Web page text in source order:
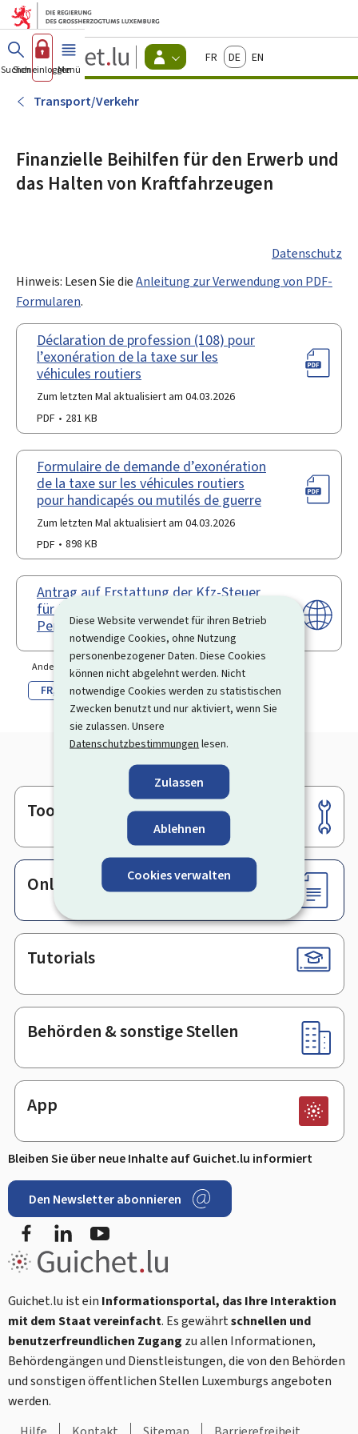
Diese Website verwendet für ihren Betrieb
notwendige Cookies, ohne Nutzung
personenbezogener Daten. Diese Cookies
können nicht abgelehnt werden. Nicht
notwendige Cookies werden zu statistischen
Zwecken benutzt und nur aktiviert, wenn Sie
sie zulassen. Unsere
Datenschutzbestimmungen lesen.
Zulassen
Ablehnen
Cookies verwalten
Zum Hauptmenü
Zum Inhalt
Guichet.lu
Changer
d'espace
FrançaisDeutschEnglish
Suchen
Sich einloggen
Menü Haupt-
Transport/Verkehr
Finanzielle Beihilfen für den Erwerb und
das Halten von Kraftfahrzeugen
Datenschutz
Hinweis: Lesen Sie dieAnleitung zur Verwendung von PDF-
Formularen.
Déclaration de profession (108) pour
l’exonération de la taxe sur les
véhicules routiers
Zum letzten Mal aktualisiert am 04.03.2026
PDF
281 KB
Formulaire de demande d’exonération
de la taxe sur les véhicules routiers
pour handicapés ou mutilés de guerre
Zum letzten Mal aktualisiert am 04.03.2026
PDF
898 KB
Antrag auf Erstattung der Kfz-Steuer
für Haushalte mit mindestens 5
Personen
Andere Sprache(n)
FR EN
Footer
Tools
Online-Dienste & Formulare
Tutorials
Behörden & sonstige Stellen
App
Bleiben Sie über neue Inhalte auf Guichet.lu informiert
Den Newsletter abonnieren
FacebookLinkedIn
Guichet.lu ist ein Informationsportal, das Ihre Interaktion
mit dem Staat vereinfacht. Es gewährtschnellen und
benutzerfreundlichen Zugang zu allen Informationen,
Behördengängen und Dienstleistungen, die von den Behörden
und sonstigen öffentlichen Stellen Luxemburgs angeboten
werden.